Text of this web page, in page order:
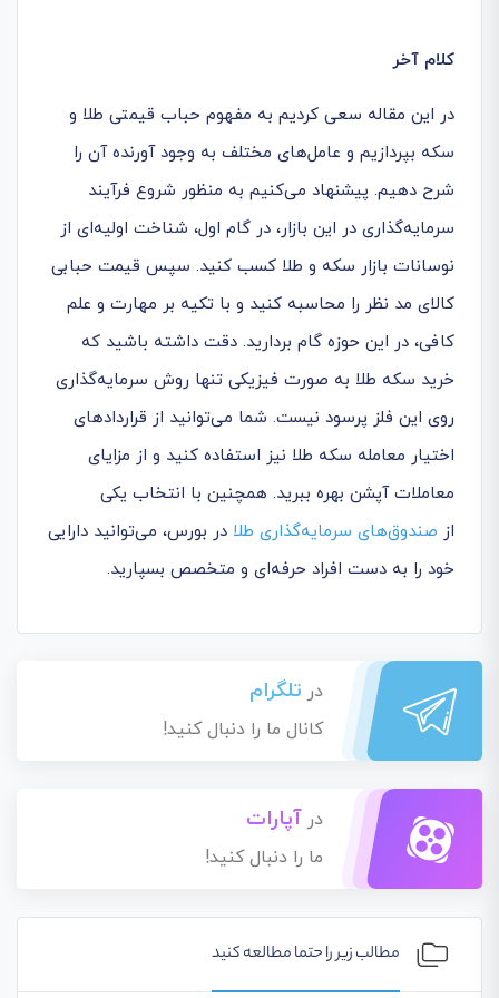
کلام آخر
در این مقاله سعی کردیم به مفهوم حباب قیمتی طلا و
سکه بپردازیم و عامل‌های مختلف به وجود آورنده آن را
شرح دهیم. پیشنهاد می‌کنیم به منظور شروع فرآیند
سرمایه‌گذاری در این بازار، در گام اول، شناخت اولیه‌ای از
نوسانات بازار سکه و طلا کسب کنید. سپس قیمت حبابی
کالای مد نظر را محاسبه کنید و با تکیه ‌بر مهارت و علم
کافی، در این حوزه گام بردارید. دقت داشته باشید که
خرید سکه طلا به صورت فیزیکی تنها روش سرمایه‌گذاری
روی این فلز پرسود نیست. شما می‌توانید از قراردادهای
اختیار معامله سکه طلا نیز استفاده کنید و از مزایای
معاملات آپشن بهره ببرید. همچنین با انتخاب یکی
از صندوق‌های سرمایه‌گذاری طلا در بورس، می‌توانید دارایی
خود را به دست افراد حرفه‌ای و متخصص بسپارید.
در تلگرام
کانال ما را دنبال کنید!
در آپارات
ما را دنبال کنید!
مطالب زیر را حتما مطالعه کنید